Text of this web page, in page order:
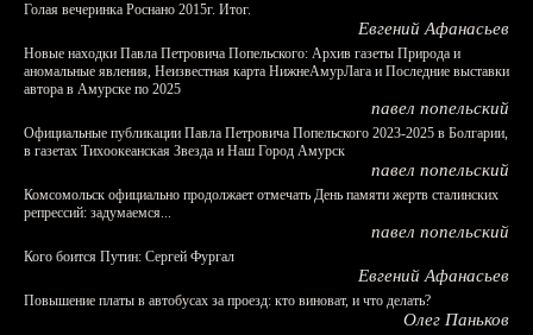
Голая вечеринка Роснано 2015г. Итог.
Евгений Афанасьев
Новые находки Павла Петровича Попельского: Архив газеты Природа и
аномальные явления, Неизвестная карта НижнеАмурЛага и Последние выставки
автора в Амурске по 2025
павел попельский
Официальные публикации Павла Петровича Попельского 2023-2025 в Болгарии,
в газетах Тихоокеанская Звезда и Наш Город Амурск
павел попельский
Комсомольск официально продолжает отмечать День памяти жертв сталинских
репрессий: задумаемся...
павел попельский
Кого боится Путин: Сергей Фургал
Евгений Афанасьев
Повышение платы в автобусах за проезд: кто виноват, и что делать?
Олег Паньков